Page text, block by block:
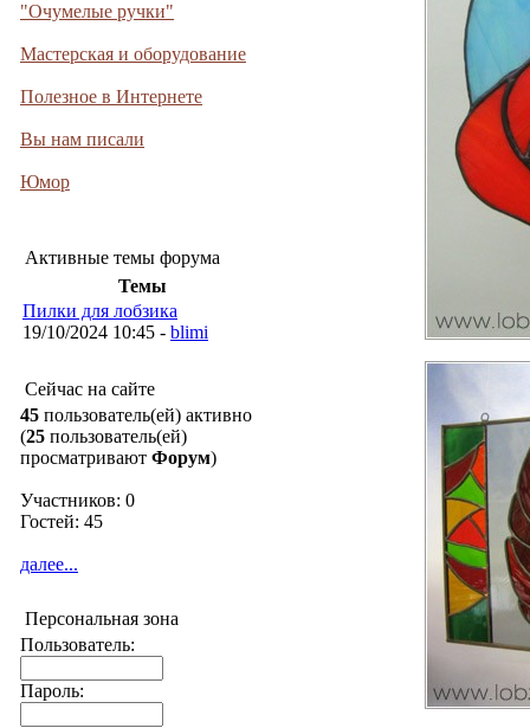
"Очумелые ручки"
Мастерская и оборудование
Полезное в Интернете
Вы нам писали
Юмор
Активные темы форума
Темы
Пилки для лобзика
19/10/2024 10:45 - blimi
Сейчас на сайте
45 пользователь(ей) активно
(25 пользователь(ей)
просматривают Форум)
Участников: 0
Гостей: 45
далее...
Персональная зона
Пользователь:
Пароль: